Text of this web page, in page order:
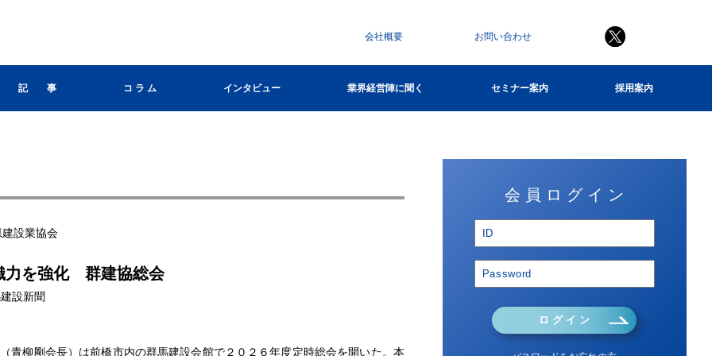
会社概要 お問い合わせ
記 事 コ ラ ム インタビュー 業界経営陣に聞く セミナー案内 採用案内
設業協会
力を強化 群建協総会
設新聞
青柳剛会長）は前橋市内の群馬建設会館で２０２６年度定時総会を開いた。本
会 員 ロ グ イ ン
ロ グ イ ン